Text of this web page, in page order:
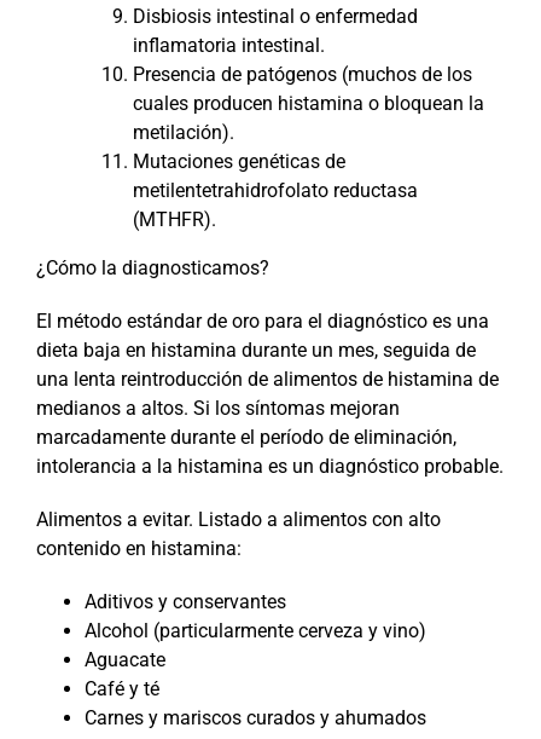
Disbiosis intestinal o enfermedad
inflamatoria intestinal.
Presencia de patógenos (muchos de los
cuales producen histamina o bloquean la
metilación).
Mutaciones genéticas de
metilentetrahidrofolato reductasa
(MTHFR).
¿Cómo la diagnosticamos?
El método estándar de oro para el diagnóstico es una
dieta baja en histamina durante un mes, seguida de
una lenta reintroducción de alimentos de histamina de
medianos a altos. Si los síntomas mejoran
marcadamente durante el período de eliminación,
intolerancia a la histamina es un diagnóstico probable.
Alimentos a evitar. Listado a alimentos con alto
contenido en histamina:
Aditivos y conservantes
Alcohol (particularmente cerveza y vino)
Aguacate
Café y té
Carnes y mariscos curados y ahumados